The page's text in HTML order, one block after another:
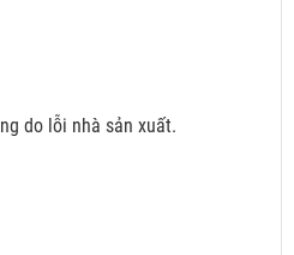
do lỗi nhà sản xuất.